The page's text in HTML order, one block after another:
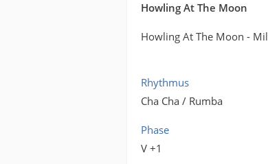
Howling At The Moon
Howling At The Moon -
Rhythmus
Cha Cha / Rumba
Phase
V +1